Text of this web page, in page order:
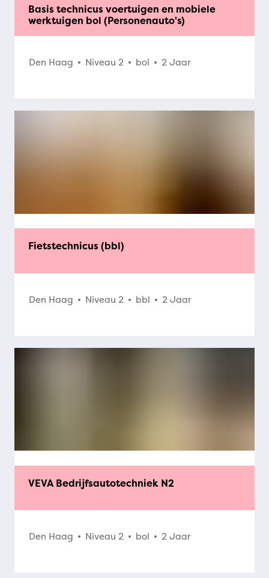
Basis technicus voertuigen en mobiele
werktuigen bol (Personenauto's)
Den Haag Niveau 2 bol 2 Jaar
Fietstechnicus (bbl)
Den Haag Niveau 2 bbl 2 Jaar
VEVA Bedrijfsautotechniek N2
Den Haag Niveau 2 bol 2 Jaar